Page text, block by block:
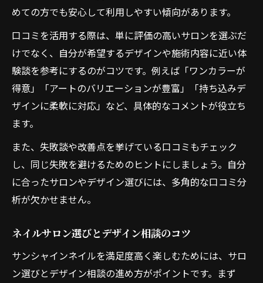
めての方でも安心して利用しやすい傾向があります。
口コミを活用する際は、単に評価の高いサロンを選ぶだ
けでなく、自分が希望するデザインや施術内容に近い体
験談を参考にするのがコツです。例えば「ワンカラーが
得意」「アートのバリエーションが豊富」「持ち込みデ
ザインに柔軟に対応」など、具体的なコメントが役立ち
ます。
また、失敗談や改善点を挙げている口コミもチェック
し、同じ失敗を避けるためのヒントにしましょう。自分
に合ったサロンやデザイン選びには、多角的な口コミ分
析が欠かせません。
ネイルサロン選びとデザイン相談のコツ
サンシャインネイルを満足度高く楽しむためには、サロ
ン選びとデザイン相談の進め方がポイントです。まず